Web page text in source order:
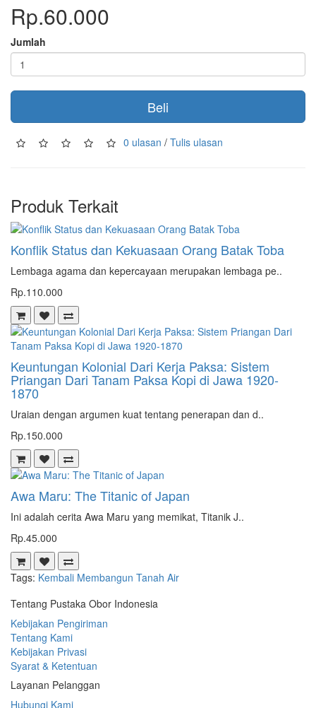
Rp.60.000
Jumlah
Beli
0 ulasan / Tulis ulasan
Produk Terkait
Konflik Status dan Kekuasaan Orang Batak Toba
Lembaga agama dan kepercayaan merupakan lembaga pe..
Rp.110.000
Keuntungan Kolonial Dari Kerja Paksa: Sistem
Priangan Dari Tanam Paksa Kopi di Jawa 1920-
1870
Uraian dengan argumen kuat tentang penerapan dan d..
Rp.150.000
Awa Maru: The Titanic of Japan
Ini adalah cerita Awa Maru yang memikat, Titanik J..
Rp.45.000
Tags: Kembali Membangun Tanah Air
Tentang Pustaka Obor Indonesia
Kebijakan Pengiriman
Tentang Kami
Kebijakan Privasi
Syarat & Ketentuan
Layanan Pelanggan
Hubungi Kami